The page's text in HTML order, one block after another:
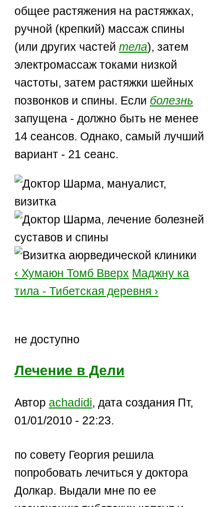
общее растяжения на растяжках,
ручной (крепкий) массаж спины
(или других частейтела), затем
электромассаж токами низкой
частоты, затем растяжки шейных
позвонков и спины. Если болезнь
запущена - должно быть не менее
14 сеансов. Однако, самый лучший
вариант - 21 сеанс.
‹ Хумаюн Томб Вверх Маджну ка
тила - Тибетская деревня ›
не доступно
Лечение в Дели
Автор achadidi, дата создания Пт,
01/01/2010 - 22:23.
по совету Георгия решила
попробовать лечиться у доктора
Долкар. Выдали мне по ее